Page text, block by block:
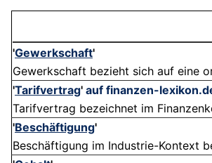
'Gewerkschaft'
Gewerkschaft bezieht sich auf eine
'Tarifvertrag' auf finanzen-
Tarifvertrag bezeichnet im
'Beschäftigung'
Beschäftigung im Industrie-Kontext